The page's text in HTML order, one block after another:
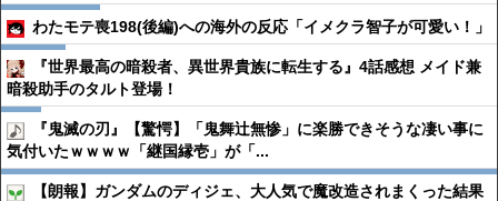
わたモテ喪198(後編)への海外の反応「イメクラ智子が可愛い！」
『世界最高の暗殺者、異世界貴族に転生する』4話感想 メイド兼
暗殺助手のタルト登場！
『鬼滅の刃』【驚愕】「鬼舞辻無惨」に楽勝できそうな凄い事に
気付いたｗｗｗｗ「継国縁壱」が「...
【朗報】ガンダムのディジェ、大人気で魔改造されまくった結果